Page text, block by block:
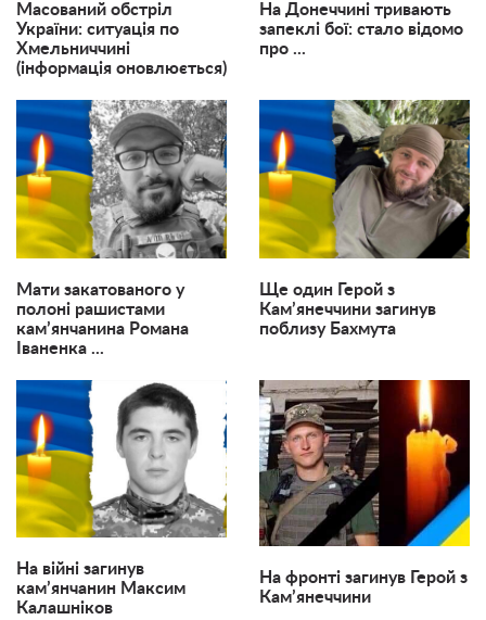
Масований обстріл
України: ситуація по
Хмельниччині
(інформація оновлюється)
На Донеччині тривають
запеклі бої: стало відомо
про ...
Мати закатованого у
полоні рашистами
кам’янчанина Романа
Іваненка ...
Ще один Герой з
Кам’янеччини загинув
поблизу Бахмута
На війні загинув
кам’янчанин Максим
Калашніков
На фронті загинув Герой з
Кам’янеччини